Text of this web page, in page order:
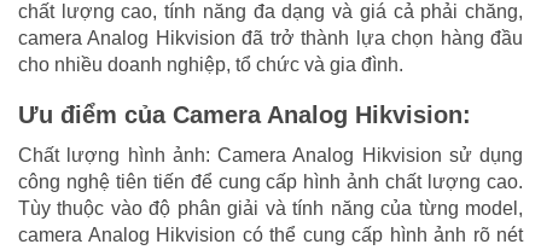
chất lượng cao, tính năng đa dạng và giá cả phải chăng,
camera Analog Hikvision đã trở thành lựa chọn hàng đầu
cho nhiều doanh nghiệp, tổ chức và gia đình.
Ưu điểm của Camera Analog Hikvision:
Chất lượng hình ảnh: Camera Analog Hikvision sử dụng
công nghệ tiên tiến để cung cấp hình ảnh chất lượng cao.
Tùy thuộc vào độ phân giải và tính năng của từng model,
camera Analog Hikvision có thể cung cấp hình ảnh rõ nét